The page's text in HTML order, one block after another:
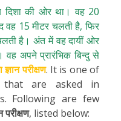
दिशा की ओर था। वह 20
वह 15 मीटर चलती है, फिर
है। अंत में वह दायीं ओर
अपने प्रारंभिक बिन्दु से
ज्ञान परीक्षण. It is one of
that are asked in
Following are few
परीक्षण, listed below: